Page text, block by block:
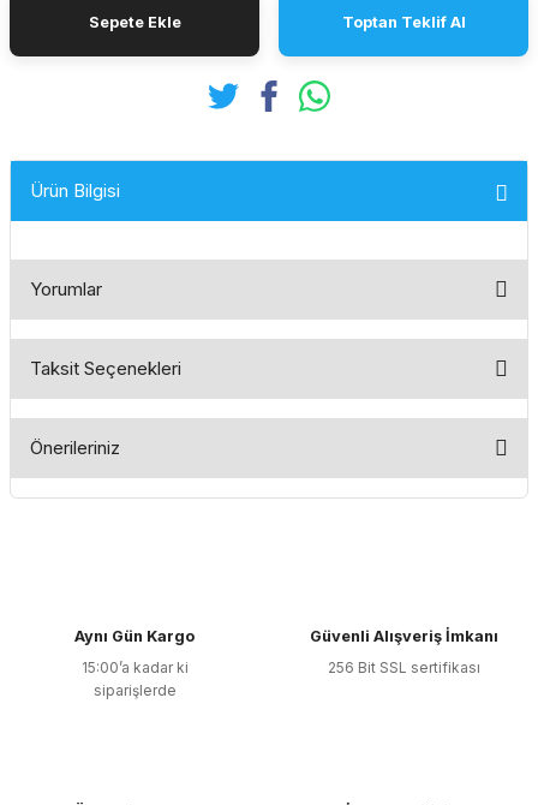
Sepete Ekle Toptan Teklif Al
Ürün Bilgisi
Yorumlar
Taksit Seçenekleri
Önerileriniz
Ürün resmi kalitesiz, bozuk veya görüntülenemiyor.
Ürün açıklamasında eksik bilgiler bulunuyor.
Ürün bilgilerinde hatalar bulunuyor.
Aynı Gün Kargo
15:00’a kadar ki
siparişlerde
Güvenli Alışveriş İmkanı
256 Bit SSL sertifikası